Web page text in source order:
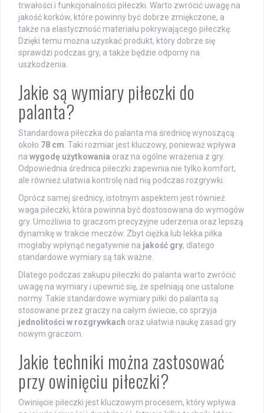
trwałości i funkcjonalności piłeczki. Warto zwrócić uwagę na
jakość korków, które powinny być dobrze zmiękczone, a
także na elastyczność materiału pokrywającego piłeczkę.
Dzięki temu można uzyskać produkt, który dobrze się
sprawdzi podczas gry, a także będzie odporny na
uszkodzenia.
Jakie są wymiary piłeczki do
palanta?
Standardowa piłeczka do palanta ma średnicę wynoszącą
około 78 cm. Taki rozmiar jest kluczowy, ponieważ wpływa
na wygodę użytkowania oraz na ogólne wrażenia z gry.
Odpowiednia średnica piłeczki zapewnia nie tylko komfort,
ale również ułatwia kontrolę nad nią podczas rozgrywki.
Oprócz samej średnicy, istotnym aspektem jest również
waga piłeczki, która powinna być dostosowana do wymogów
gry. Umożliwia to graczom precyzyjne uderzenia oraz lepszą
dynamikę w trakcie meczów. Zbyt ciężka lub lekka piłka
mogłaby wpłynąć negatywnie na jakość gry, dlatego
standardowe wymiary są tak ważne.
Dlatego podczas zakupu piłeczki do palanta warto zwrócić
uwagę na wymiary i upewnić się, że spełniają one ustalone
normy. Takie standardowe wymiary piłki do palanta są
stosowane przez graczy na całym świecie, co sprzyja
jednolitości w rozgrywkach oraz ułatwia naukę zasad gry
nowym graczom.
Jakie techniki można zastosować
przy owinięciu piłeczki?
Owinięcie piłeczki jest kluczowym procesem, który wpływa